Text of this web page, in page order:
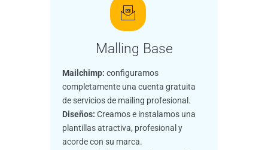
Malling Base
Mailchimp: configuramos
completamente una cuenta gratuita
de servicios de mailing profesional.
Diseños: Creamos e instalamos una
plantillas atractiva, profesional y
acorde con su marca.